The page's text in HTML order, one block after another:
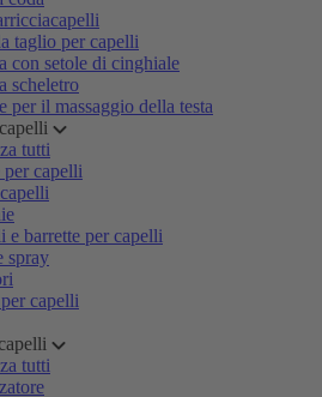
taglio per capelli
con setole di cinghiale
scheletro
per il massaggio della testa
tutti
per capelli
e barrette per capelli
spray
capelli
tutti